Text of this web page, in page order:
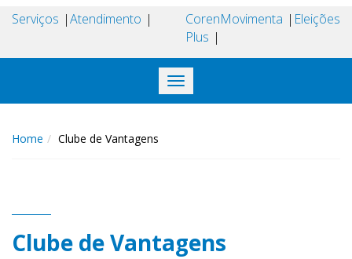
Serviços Atendimento
Coren
Plus
Movimenta Eleições
Toggle
navigation
Home Clube de Vantagens
Clube de Vantagens